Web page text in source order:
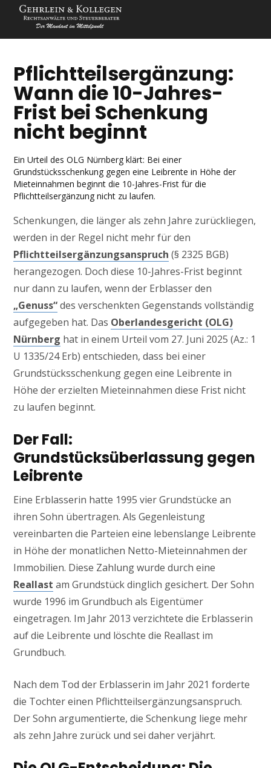
Pflichtteilsergänzung:
Wann die 10-Jahres-
Frist bei Schenkung
nicht beginnt
Ein Urteil des OLG Nürnberg klärt: Bei einer
Grundstücksschenkung gegen eine Leibrente in Höhe der
Mieteinnahmen beginnt die 10-Jahres-Frist für die
Pflichtteilsergänzung nicht zu laufen.
Schenkungen, die länger als zehn Jahre zurückliegen,
werden in der Regel nicht mehr für den
Pflichtteilsergänzungsanspruch (§ 2325 BGB)
herangezogen. Doch diese 10-Jahres-Frist beginnt
nur dann zu laufen, wenn der Erblasser den
„Genuss“des verschenkten Gegenstands vollständig
aufgegeben hat. Das Oberlandesgericht (OLG)
Nürnberg hat in einem Urteil vom 27. Juni 2025 (Az.: 1
U 1335/24 Erb) entschieden, dass bei einer
Grundstücksschenkung gegen eine Leibrente in
Höhe der erzielten Mieteinnahmen diese Frist nicht
zu laufen beginnt.
Der Fall:
Grundstücksüberlassung gegen
Leibrente
Eine Erblasserin hatte 1995 vier Grundstücke an
ihren Sohn übertragen. Als Gegenleistung
vereinbarten die Parteien eine lebenslange Leibrente
in Höhe der monatlichen Netto-Mieteinnahmen der
Immobilien. Diese Zahlung wurde durch eine
Reallast am Grundstück dinglich gesichert. Der Sohn
wurde 1996 im Grundbuch als Eigentümer
eingetragen. Im Jahr 2013 verzichtete die Erblasserin
auf die Leibrente und löschte die Reallast im
Grundbuch.
Nach dem Tod der Erblasserin im Jahr 2021 forderte
die Tochter einen Pflichtteilsergänzungsanspruch.
Der Sohn argumentierte, die Schenkung liege mehr
als zehn Jahre zurück und sei daher verjährt.